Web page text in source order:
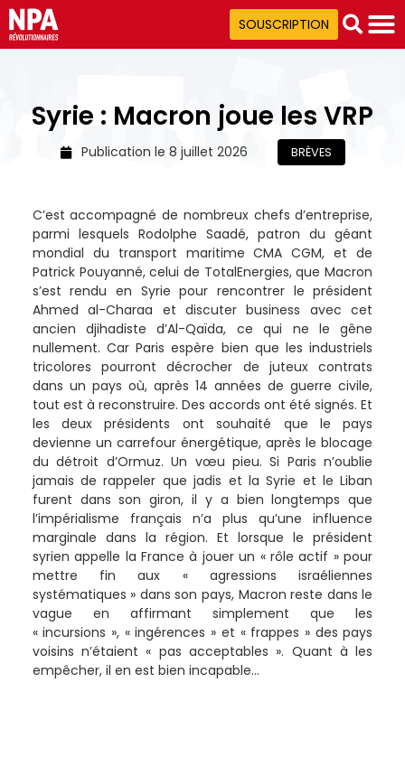
SOUSCRIPTION
Syrie : Macron joue les VRP
Publication le 8 juillet 2026 BRÈVES
C’est accompagné de nombreux chefs d’entreprise,
parmi lesquels Rodolphe Saadé, patron du géant
mondial du transport maritime CMA CGM, et de
Patrick Pouyanné, celui de TotalEnergies, que Macron
s’est rendu en Syrie pour rencontrer le président
Ahmed al-Charaa et discuter business avec cet
ancien djihadiste d’Al-Qaïda, ce qui ne le gêne
nullement. Car Paris espère bien que les industriels
tricolores pourront décrocher de juteux contrats
dans un pays où, après 14 années de guerre civile,
tout est à reconstruire. Des accords ont été signés. Et
les deux présidents ont souhaité que le pays
devienne un carrefour énergétique, après le blocage
du détroit d’Ormuz. Un vœu pieu. Si Paris n’oublie
jamais de rappeler que jadis et la Syrie et le Liban
furent dans son giron, il y a bien longtemps que
l’impérialisme français n’a plus qu’une influence
marginale dans la région. Et lorsque le président
syrien appelle la France à jouer un « rôle actif » pour
mettre fin aux « agressions israéliennes
systématiques » dans son pays, Macron reste dans le
vague en affirmant simplement que les
« incursions », « ingérences » et « frappes » des pays
voisins n’étaient « pas acceptables ». Quant à les
empêcher, il en est bien incapable…